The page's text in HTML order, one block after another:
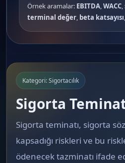
Örnek aramalar: EBITDA,WACC,
terminal değer, beta katsayısı,
Kategori: Sigortacılık
Sigorta
Sigorta teminatı, sigorta
kapsadığı riskleri ve bu
ödenecek tazminatı ifade